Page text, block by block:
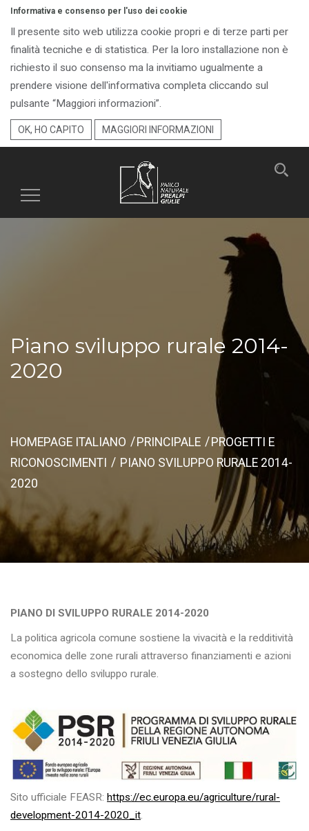
Informativa e consenso per l'uso dei cookie
Il presente sito web utilizza cookie propri e di terze parti per
finalità tecniche e di statistica. Per la loro installazione non è
richiesto il suo consenso ma la invitiamo ugualmente a
prendere visione dell'informativa completa cliccando sul
pulsante “Maggiori informazioni”.
OK, HO CAPITO MAGGIORI INFORMAZIONI
Toggle
Piano sviluppo rurale 2014-
2020
HOMEPAGE ITALIANO PRINCIPALE
PROGETTI E
RICONOSCIMENTI
PIANO SVILUPPO RURALE 2014-
2020
PIANO DI SVILUPPO RURALE 2014-2020
La politica agricola comune sostiene la vivacità e la redditività
economica delle zone rurali attraverso finanziamenti e azioni
a sostegno dello sviluppo rurale.
Sito ufficiale FEASR: https://ec.europa.eu/agriculture/rural-
development-2014-2020_it.